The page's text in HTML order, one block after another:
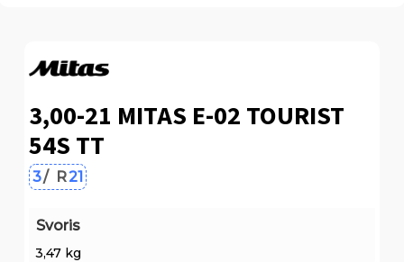
3,00-21 MITAS E-02 TOURIST
54S TT
3/ R21
Svoris
3,47 kg